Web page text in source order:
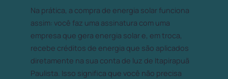
Na prática, a compra de energia solar funciona
assim: você faz uma assinatura com uma
empresa que gera energia solar e, em troca,
recebe créditos de energia que são aplicados
diretamente na sua conta de luz de Itapirapuã
Paulista. Isso significa que você não precisa